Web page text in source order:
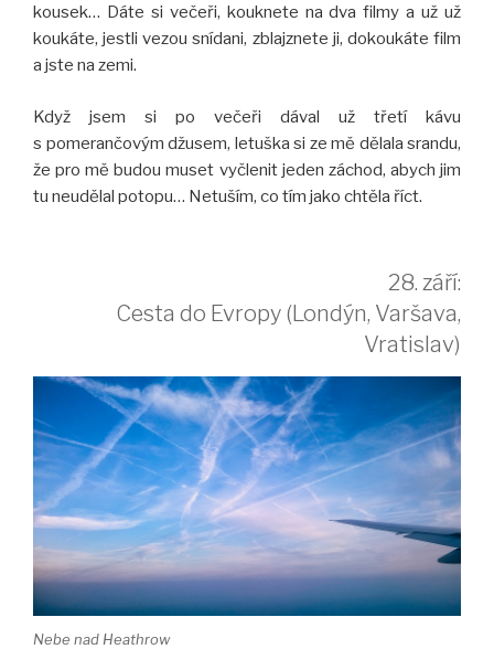
kousek… Dáte si večeři, kouknete na dva filmy a už už
koukáte, jestli vezou snídani, zblajznete ji, dokoukáte film
a jste na zemi.
Když jsem si po večeři dával už třetí kávu
s pomerančovým džusem, letuška si ze mě dělala srandu,
že pro mě budou muset vyčlenit jeden záchod, abych jim
tu neudělal potopu… Netuším, co tím jako chtěla říct.
28. září:
Cesta do Evropy (Londýn, Varšava,
Vratislav)
Nebe nad Heathrow